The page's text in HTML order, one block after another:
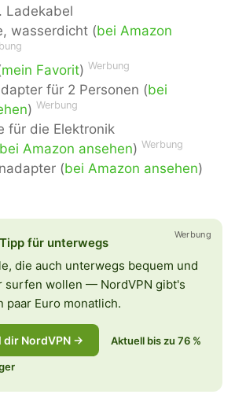
Ladekabel
wasserdicht (bei Amazon
mein Favorit) Werbung
für 2 Personen (bei
) Werbung
für die Elektronik
bei Amazon ansehen) Werbung
(bei Amazon ansehen)
Werbung
für unterwegs
die auch unterwegs bequem und
surfen wollen — NordVPN gibt's
paar Euro monatlich.
dir NordVPN → Aktuell bis zu 76 %